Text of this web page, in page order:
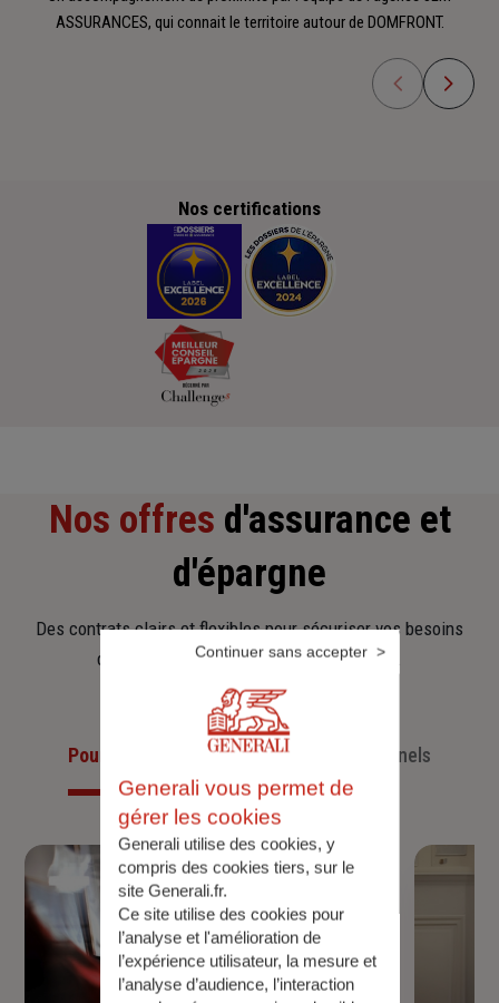
ASSURANCES, qui connait le territoire autour de DOMFRONT.
Nos certifications
Nos offres d'assurance et
d'épargne
Des contrats clairs et flexibles pour sécuriser vos besoins
d’aujourd’hui et anticiper ceux de demain.
Pour les particuliersPour les professionnels
Generali vous permet de
gérer les cookies
Generali utilise des cookies, y
compris des cookies tiers, sur le
site Generali.fr.
Ce site utilise des cookies pour
l’analyse et l'amélioration de
l’expérience utilisateur, la mesure et
l’analyse d’audience, l’interaction
Continuer sans accepter